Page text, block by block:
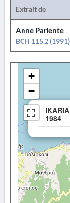
Extrait de
Anne Pariente
BCH 115.2
1984
+
−